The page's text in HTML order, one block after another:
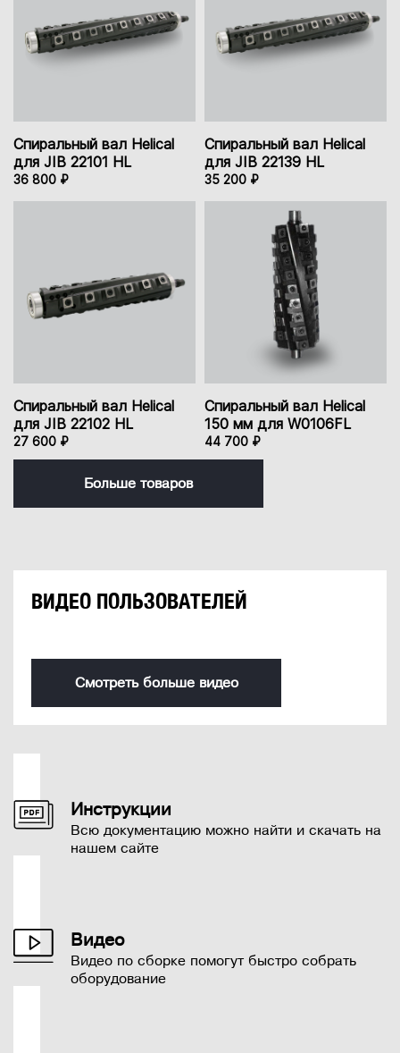
Спиральный вал Helical
для JIB 22101 HL
36 800 ₽
Спиральный вал Helical
для JIB 22139 HL
35 200 ₽
Спиральный вал Helical
для JIB 22102 HL
27 600 ₽
Спиральный вал Helical
150 мм для W0106FL
44 700 ₽
Больше товаров
ВИДЕО ПОЛЬЗОВАТЕЛЕЙ
Смотреть больше видео
Инструкции
Всю документацию можно найти и скачать на
нашем сайте
Видео
Видео по сборке помогут быстро собрать
оборудование